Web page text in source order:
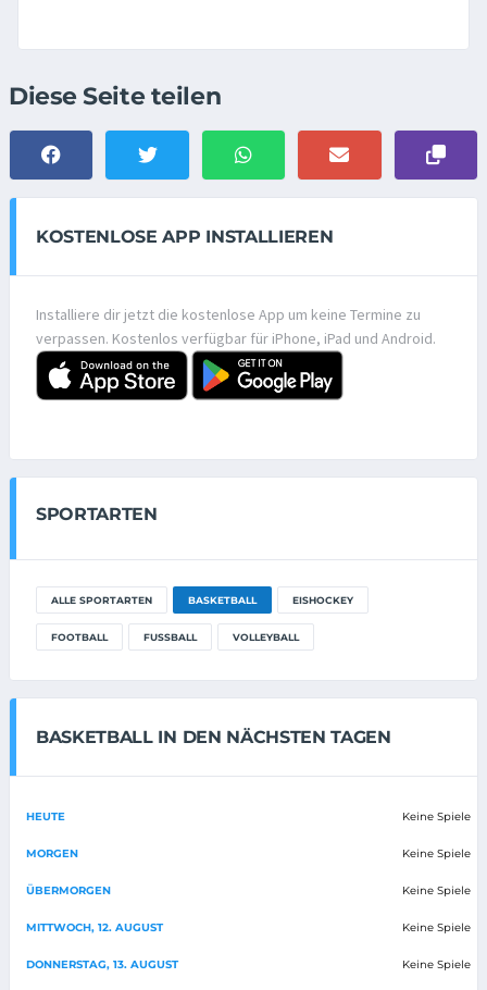
Diese Seite teilen
KOSTENLOSE APP INSTALLIEREN
Installiere dir jetzt die kostenlose App um keine Termine zu
verpassen. Kostenlos verfügbar für iPhone, iPad und Android.
SPORTARTEN
ALLE SPORTARTEN BASKETBALL EISHOCKEY
FOOTBALL FUSSBALL VOLLEYBALL
BASKETBALL IN DEN NÄCHSTEN TAGEN
HEUTE Keine Spiele
MORGEN Keine Spiele
ÜBERMORGEN Keine Spiele
MITTWOCH, 12. AUGUST Keine Spiele
DONNERSTAG, 13. AUGUST Keine Spiele